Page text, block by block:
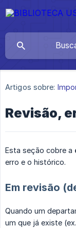
Artigos sobre:
Revisão,
Esta seção cobre a
erro e o histórico.
Em revisão
Quando um
um que já existe